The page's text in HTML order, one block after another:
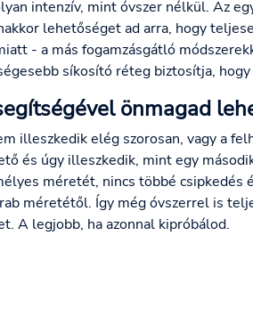
intenzív, mint óvszer nélkül. Az
lehetőséget ad arra, hogy
- a más fogamzásgátló
síkosító réteg biztosítja,
önmagad
illeszkedik elég szorosan, vagy a
és úgy illeszkedik, mint egy
méretét, nincs többé csipkedés
méretétől. Így még óvszerrel is
A legjobb, ha azonnal kipróbálod.